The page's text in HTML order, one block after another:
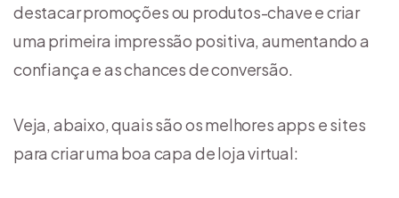
destacar promoções ou produtos-chave e criar
uma primeira impressão positiva, aumentando a
confiança e as chances de conversão.
Veja, abaixo, quais são os melhores apps e sites
para criar uma boa capa de loja virtual: